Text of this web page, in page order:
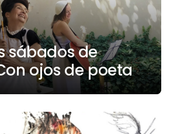
sábados de
ojos de poeta